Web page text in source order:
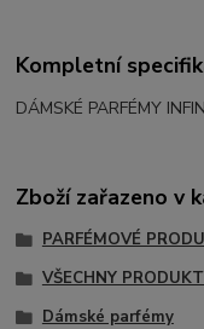
Kompletní
DÁMSKÉ PARFÉMY
Zboží zařazeno v
PARFÉMOVÉ
VŠECHNY
Dámské parfémy